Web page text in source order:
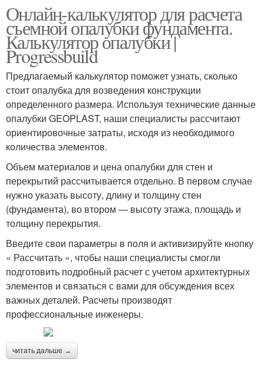
Онлайн-калькулятор для расчета
съемной опалубки фундамента.
Калькулятор опалубки |
Progressbuild
Предлагаемый калькулятор поможет узнать, сколько
стоит опалубка для возведения конструкции
определенного размера. Используя технические данные
опалубки GEOPLAST, наши специалисты рассчитают
ориентировочные затраты, исходя из необходимого
количества элементов.
Объем материалов и цена опалубки для стен и
перекрытий рассчитывается отдельно. В первом случае
нужно указать высоту, длину и толщину стен
(фундамента), во втором — высоту этажа, площадь и
толщину перекрытия.
Введите свои параметры в поля и активизируйте кнопку
« Рассчитать », чтобы наши специалисты смогли
подготовить подробный расчет с учетом архитектурных
элементов и связаться с вами для обсуждения всех
важных деталей. Расчеты производят
профессиональные инженеры.
читать дальше →